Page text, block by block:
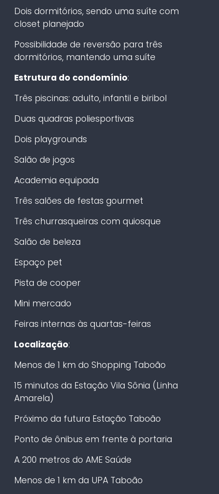
Dois dormitórios, sendo uma suíte com
closet planejado
Possibilidade de reversão para três
dormitórios, mantendo uma suíte
Estrutura do condomínio:
Três piscinas: adulto, infantil e biribol
Duas quadras poliesportivas
Dois playgrounds
Salão de jogos
Academia equipada
Três salões de festas gourmet
Três churrasqueiras com quiosque
Salão de beleza
Espaço pet
Pista de cooper
Mini mercado
Feiras internas às quartas-feiras
Localização:
Menos de 1 km do Shopping Taboão
15 minutos da Estação Vila Sônia (Linha
Amarela)
Próximo da futura Estação Taboão
Ponto de ônibus em frente à portaria
A 200 metros do AME Saúde
Menos de 1 km da UPA Taboão